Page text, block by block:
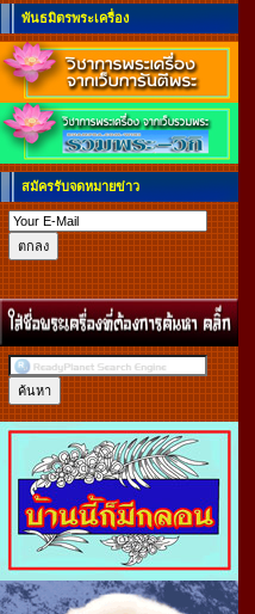
พันธมิตรพระเครื่อง
สมัครรับจดหมายข่าว